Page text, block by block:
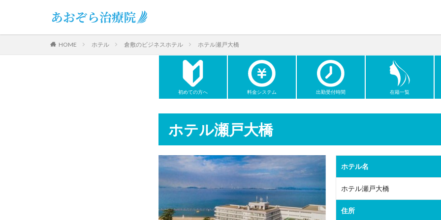
HOME ホテル 倉敷のビジネスホテル ホテル瀬戸大橋
初めての方へ 料金システム 出勤受付時間 在籍一覧
ホテル瀬戸大橋
ホテル名
ホテル瀬戸大橋
住所